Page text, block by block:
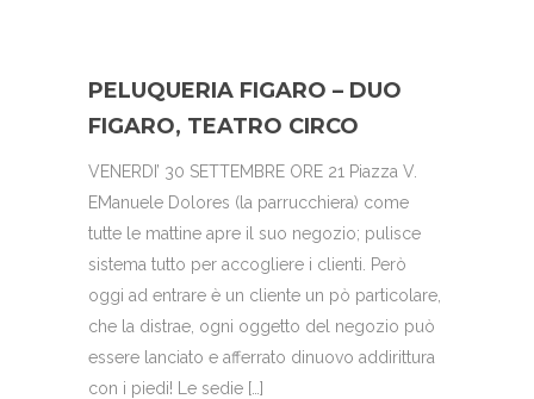
PELUQUERIA FIGARO – DUO
FIGARO, TEATRO CIRCO
VENERDI’ 30 SETTEMBRE ORE 21 Piazza V.
EManuele Dolores (la parrucchiera) come
tutte le mattine apre il suo negozio; pulisce
sistema tutto per accogliere i clienti. Però
oggi ad entrare è un cliente un pò particolare,
che la distrae, ogni oggetto del negozio può
essere lanciato e afferrato dinuovo addirittura
con i piedi! Le sedie […]